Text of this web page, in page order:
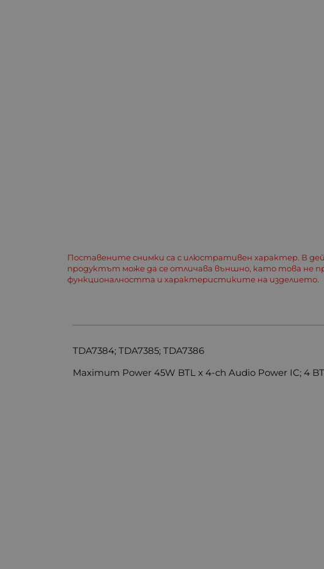
Поставените снимки са с илюстративен характер. В
продуктът може да се отличава външно, като това не
функционалността и характеристиките на изделието.
TDA7384; TDA7385; TDA7386
Maximum Power 45W BTL x 4-ch Audio Power IC; 4